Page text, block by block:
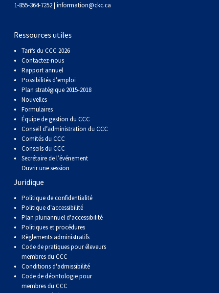
1-855-364-7252 | information@ckc.ca
Ressources utiles
Tarifs du CCC 2026
Contactez-nous
Rapport annuel
Possibilités d’emploi
Plan stratégique 2015-2018
Nouvelles
Formulaires
Équipe de gestion du CCC
Conseil d’administration du CCC
Comités du CCC
Conseils du CCC
Secrétaire de l’événement
Ouvrir une session
Juridique
Politique de confidentialité
Politique d'accessibilité
Plan pluriannuel d'accessibilité
Politiques et procédures
Règlements administratifs
Code de pratiques pour éleveurs
membres du CCC
Conditions d'admissibilité
Code de déontologie pour
membres du CCC